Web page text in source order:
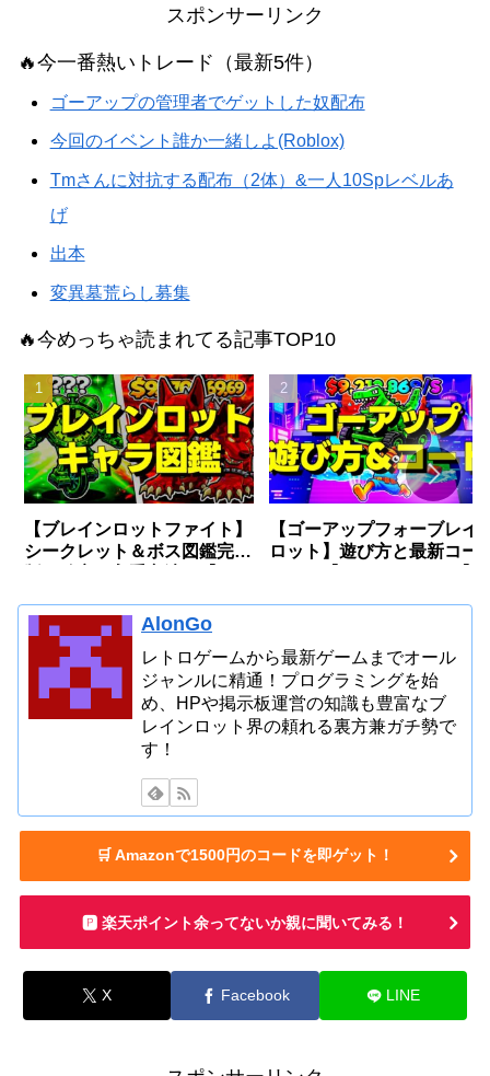
スポンサーリンク
🔥今一番熱いトレード（最新5件）
ゴーアップの管理者でゲットした奴配布
今回のイベント誰か一緒しよ(Roblox)
Tmさんに対抗する配布（2体）&一人10Spレベルあ
げ
出本
変異墓荒らし募集
🔥今めっちゃ読まれてる記事TOP10
【ブレインロットファイト】
シークレット＆ボス図鑑完全
【ゴーアップフォーブレイ
ロット】遊び方と最新コー
AlonGo
レトロゲームから最新ゲームまでオール
ジャンルに精通！プログラミングを始
め、HPや掲示板運営の知識も豊富なブ
レインロット界の頼れる裏方兼ガチ勢で
す！
🛒 Amazonで1500円のコードを即ゲット！
🅿️ 楽天ポイント余ってないか親に聞いてみる！
X Facebook LINE